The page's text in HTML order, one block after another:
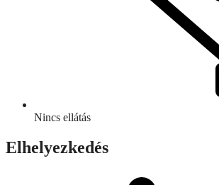
Nincs ellátás
Elhelyezkedés